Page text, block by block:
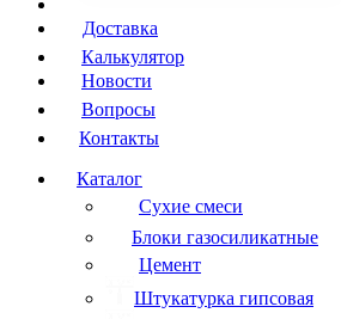
Доставка
Калькулятор
Новости
Вопросы
Контакты
Каталог
Сухие смеси
Блоки газосиликатные
Цемент
Штукатурка гипсовая